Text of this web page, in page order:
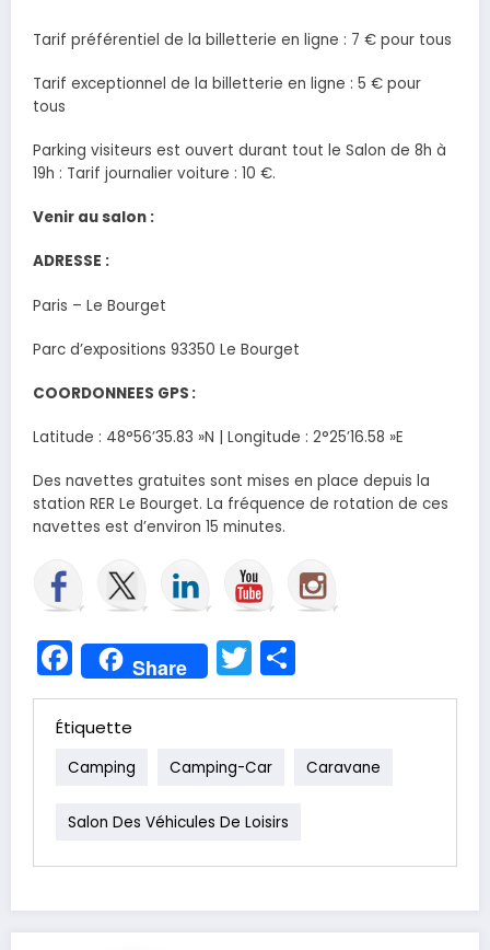
Tarif préférentiel de la billetterie en ligne : 7 € pour tous
Tarif exceptionnel de la billetterie en ligne : 5 € pour
tous
Parking visiteurs est ouvert durant tout le Salon de 8h à
19h : Tarif journalier voiture : 10 €.
Venir au salon :
ADRESSE :
Paris – Le Bourget
Parc d’expositions 93350 Le Bourget
COORDONNEES GPS :
Latitude : 48°56’35.83 »N | Longitude : 2°25’16.58 »E
Des navettes gratuites sont mises en place depuis la
station RER Le Bourget. La fréquence de rotation de ces
navettes est d’environ 15 minutes.
Facebook
Share Twitter
Étiquette
Camping Camping-Car Caravane
Salon Des Véhicules De Loisirs